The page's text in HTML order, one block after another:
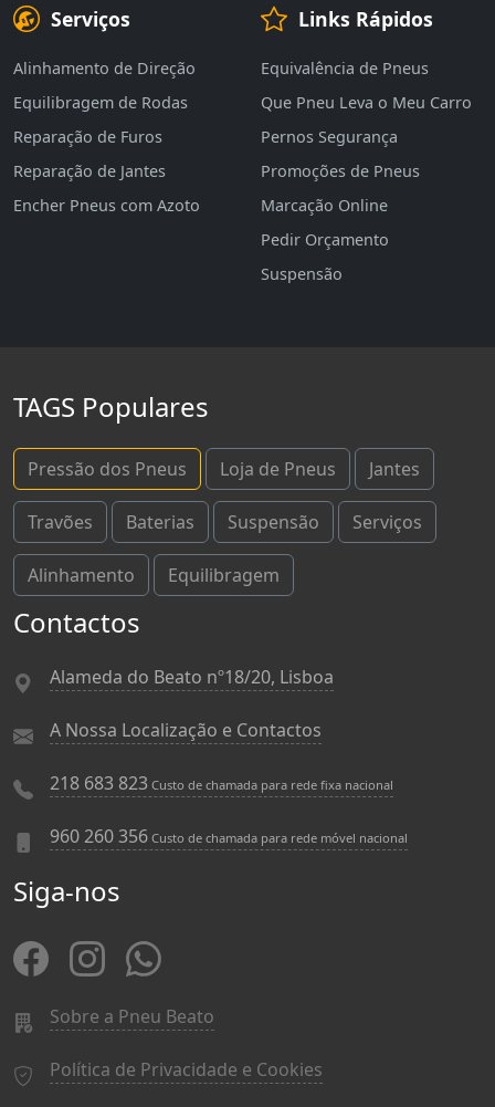
Serviços
Alinhamento de Direção
Equilibragem de Rodas
Reparação de Furos
Reparação de Jantes
Encher Pneus com Azoto
Links Rápidos
Equivalência de Pneus
Que Pneu Leva o Meu Carro
Pernos Segurança
Promoções de Pneus
Marcação Online
Pedir Orçamento
Suspensão
TAGS Populares
Pressão dos Pneus Loja de Pneus Jantes
Travões Baterias Suspensão Serviços
Alinhamento Equilibragem
Contactos
Alameda do Beato nº18/20, Lisboa
A Nossa Localização e Contactos
218 683 823 Custo de chamada para rede fixa nacional
960 260 356 Custo de chamada para rede móvel nacional
Siga-nos
Sobre a Pneu Beato
Política de Privacidade e Cookies